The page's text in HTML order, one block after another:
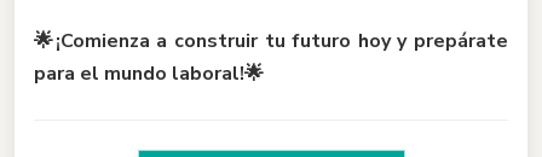
🌟¡Comienza a construir tu futuro hoy y prepárate
para el mundo laboral!🌟